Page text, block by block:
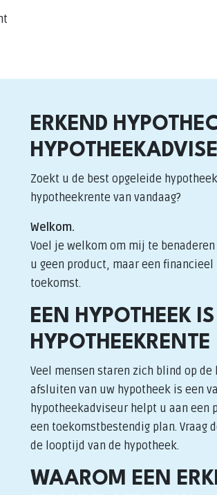
ERKEND
Zoekt u de best opgeleide
hypotheekrente van vandaag?
Welkom.
Voel je welkom om mij te benaderen
u geen product, maar een
toekomst.
EEN HYPOTHEEK
HYPOTHEEKRENTE
Veel mensen staren zich blind op
afsluiten van uw hypotheek is een
hypotheekadviseur helpt u aan een
een toekomstbestendig plan. Vraag
de looptijd van de hypotheek.
WAAROM EEN